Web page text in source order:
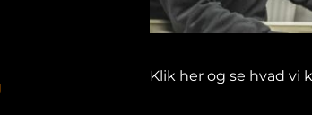
Klik her og se hvad vi